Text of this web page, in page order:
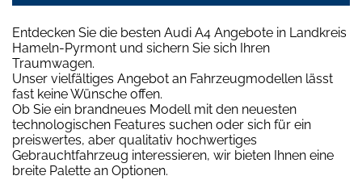
Entdecken Sie die besten Audi A4 Angebote in Landkreis
Hameln-Pyrmont und sichern Sie sich Ihren
Traumwagen.
Unser vielfältiges Angebot an Fahrzeugmodellen lässt
fast keine Wünsche offen.
Ob Sie ein brandneues Modell mit den neuesten
technologischen Features suchen oder sich für ein
preiswertes, aber qualitativ hochwertiges
Gebrauchtfahrzeug interessieren, wir bieten Ihnen eine
breite Palette an Optionen.